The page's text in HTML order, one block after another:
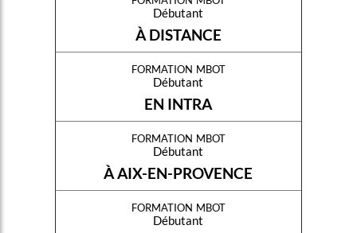
Débutant
À DISTANCE
formation mbot
Débutant
EN INTRA
formation mbot
Débutant
À AIX-EN-PROVENCE
formation mbot
Débutant